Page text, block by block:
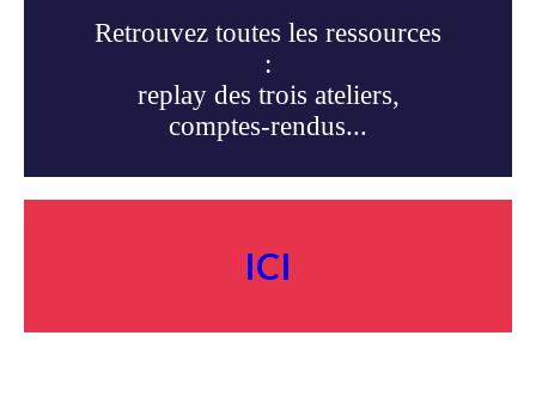
Retrouvez toutes les ressources
:
replay des trois ateliers,
comptes-rendus...
ICI